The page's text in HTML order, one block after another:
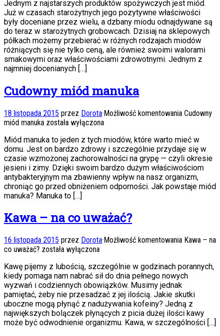
Jednym z najstarszych produktów spożywczych jest miód.
Już w czasach starożytnych jego pozytywne właściwości
były doceniane przez wielu, a dzbany miodu odnajdywane są
do teraz w starożytnych grobowcach. Dzisiaj na sklepowych
półkach możemy przebierać w różnych rodzajach miodów
różniących się nie tylko ceną, ale również swoimi walorami
smakowymi oraz właściwościami zdrowotnymi. Jednym z
najmniej docenianych […]
Cudowny miód manuka
18 listopada 2015 przez Dorota·Możliwość komentowania Cudowny
miód manuka została wyłączona
Miód manuka to jeden z tych miodów, które warto mieć w
domu. Jest on bardzo zdrowy i szczególnie przydaje się w
czasie wzmożonej zachorowalności na grypę — czyli okresie
jesieni i zimy. Dzięki swoim bardzo dużym właściwościom
antybakteryjnym ma zbawienny wpływ na nasz organizm,
chroniąc go przed obniżeniem odporności. Jak powstaje miód
manuka? Manuka to […]
Kawa – na co uważać?
16 listopada 2015 przez Dorota· Możliwość komentowania Kawa – na
co uważać? została wyłączona
Kawę pijemy z lubością, szczególnie w godzinach porannych,
kiedy pomaga nam nabrać sił do dnia pełnego nowych
wyzwań i codziennych obowiązków. Musimy jednak
pamiętać, żeby nie przesadzać z jej ilością. Jakie skutki
uboczne mogą płynąć z nadużywania kofeiny? Jedną z
największych bolączek płynących z picia dużej ilości kawy
może być odwodnienie organizmu. Kawa, w szczególności […]